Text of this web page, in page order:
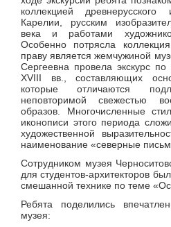
коллекцией
Карелии, русским
века и работами
Особенно потрясла
праву является жемчужиной
Сергеевна провела экскурс
XVIII вв., составляющих
которые отличаются
неповторимой свежестью
образов. Многочисленные
иконописи этого периода
художественной
наименование «северные
Сотрудником музея
для студентов-архитекторов
смешанной технике по теме
Ребята поделились
музея: